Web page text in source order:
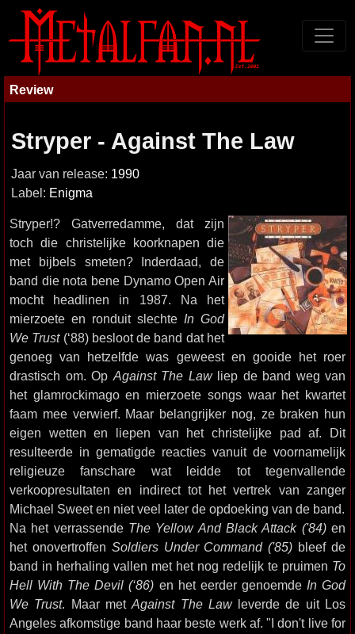
Review
Stryper - Against The Law
Jaar van release: 1990
Label: Enigma
Stryper!? Gatverredamme, dat zijn
toch die christelijke koorknapen die
met bijbels smeten? Inderdaad, de
band die nota bene Dynamo Open Air
mocht headlinen in 1987. Na het
mierzoete en ronduit slechte In God
We Trust(‘88) besloot de band dat het
genoeg van hetzelfde was geweest en gooide het roer
drastisch om. Op Against The Lawliep de band weg van
het glamrockimago en mierzoete songs waar het kwartet
faam mee verwierf. Maar belangrijker nog, ze braken hun
eigen wetten en liepen van het christelijke pad af. Dit
resulteerde in gematigde reacties vanuit de voornamelijk
religieuze fanschare wat leidde tot tegenvallende
verkoopresultaten en indirect tot het vertrek van zanger
Michael Sweet en niet veel later de opdoeking van de band.
Na het verrassende The Yellow And Black Attack ('84)en
het onovertroffen Soldiers Under Command ('85) bleef de
band in herhaling vallen met het nog redelijk te pruimen To
Hell With The Devil (‘86) en het eerder genoemde In God
We Trust. Maar metAgainst The Lawleverde de uit Los
Angeles afkomstige band haar beste werk af. "I don't live for